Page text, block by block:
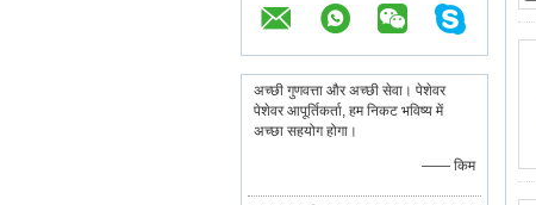
अच्छी गुणवत्ता और अच्छी सेवा। पेशेवर
पेशेवर आपूर्तिकर्ता, हम निकट भविष्य में
अच्छा सहयोग होगा।
—— किम